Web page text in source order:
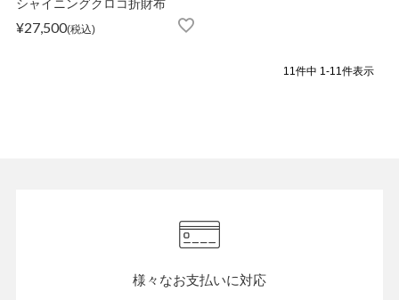
シャイニングクロコ折財布
¥27,500 税込
11件中 1-11件表示
様々なお支払いに対応